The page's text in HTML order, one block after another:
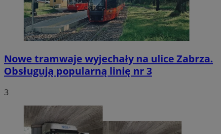
Nowe tramwaje wyjechały na ulice Zabrza.
Obsługują popularną linię nr 3
3